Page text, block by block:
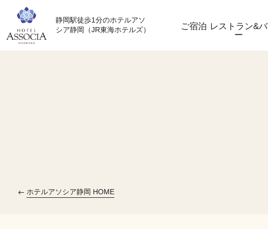
静岡駅徒歩1分のホテルアソ
シア静岡（JR東海ホテルズ）
ご宿泊 レストラン&バ
ー
ホテルアソシア静岡 HOME